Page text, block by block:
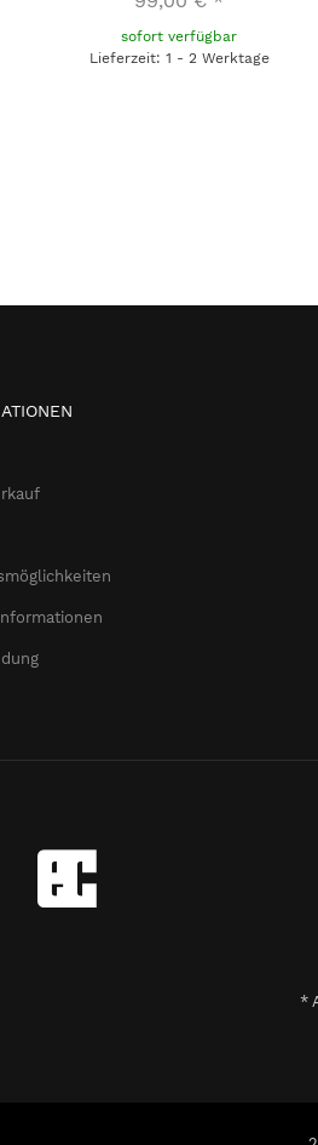
sofort verfügbar
Lieferzeit: 1 - 2 Werktage
*